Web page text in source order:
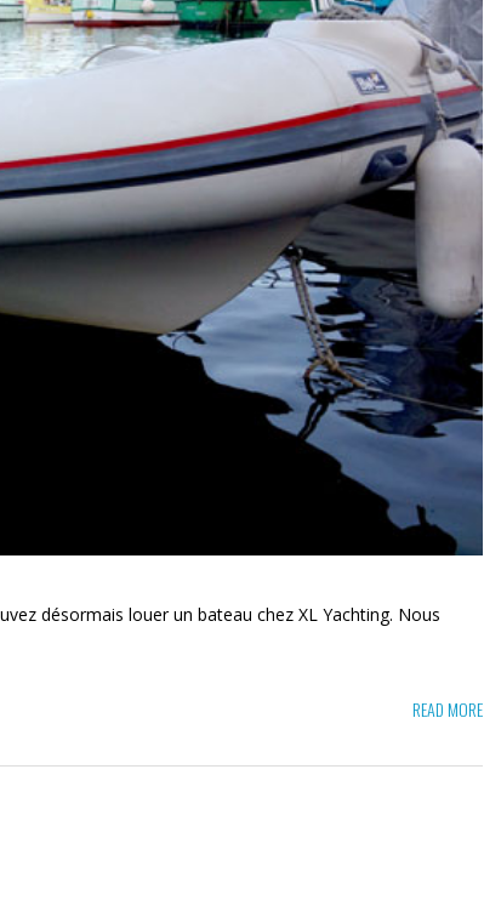
désormais louer un bateau chez XL Yachting. Nous
READ MORE